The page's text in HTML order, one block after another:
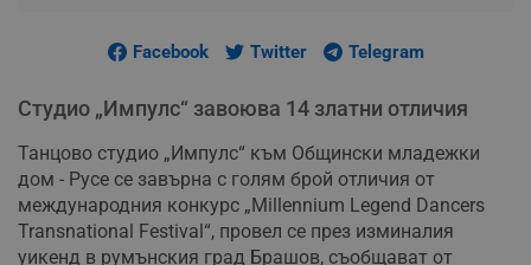
Facebook Twitter Telegram
Студио „Импулс“ завоюва 14 златни отличия
Танцово студио „Импулс“ към Общински младежки
дом - Русе се завърна с голям брой отличия от
международния конкурс „Millennium Legend Dancers
Transnational Festival“, провел се през изминалия
уикенд в румънския град Брашов, съобщават от